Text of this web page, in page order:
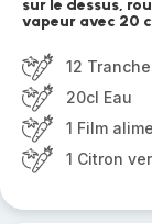
sur le dessus,
vapeur avec 20
12
20cl Eau
1 Film
1 Citron